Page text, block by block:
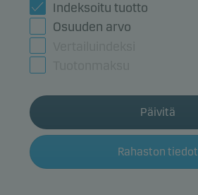
Indeksoitu tuotto
Osuuden arvo
Päivitä
Rahaston tiedot